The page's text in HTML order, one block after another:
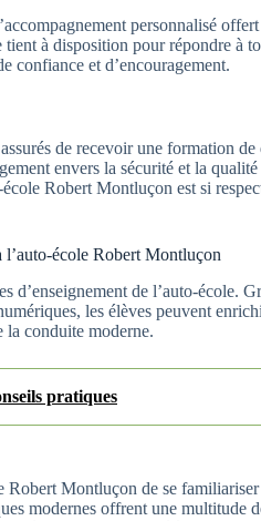
personnalisé
à disposition pour répondre à
confiance et d’encouragement.
de recevoir une formation de
envers la sécurité et la qualité
Robert Montluçon est si
l’auto-école Robert Montluçon
d’enseignement de l’auto-école.
les élèves peuvent
la conduite moderne.
pratiques
Robert Montluçon de se
modernes offrent une multitude